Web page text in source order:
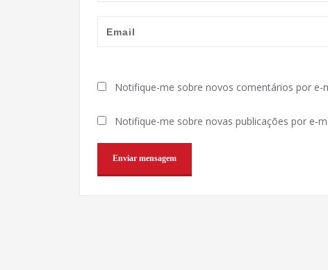
Notifique-me sobre novos comentários por e-
Notifique-me sobre novas publicações por e-